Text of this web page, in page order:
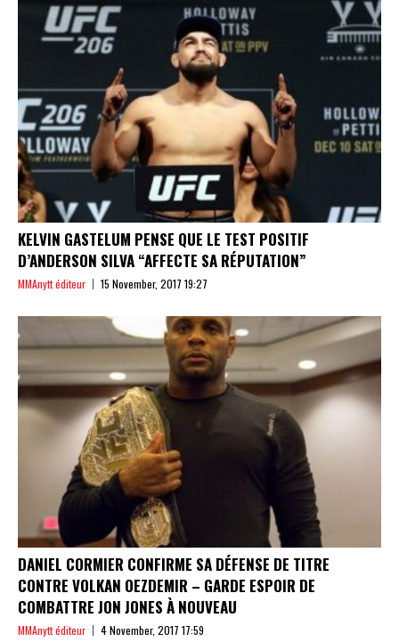
KELVIN GASTELUM PENSE QUE LE TEST POSITIF
D’ANDERSON SILVA “AFFECTE SA RÉPUTATION”
MMAnytt éditeur 15 November, 2017 19:27
DANIEL CORMIER CONFIRME SA DÉFENSE DE TITRE
CONTRE VOLKAN OEZDEMIR – GARDE ESPOIR DE
COMBATTRE JON JONES À NOUVEAU
MMAnytt éditeur 4 November, 2017 17:59